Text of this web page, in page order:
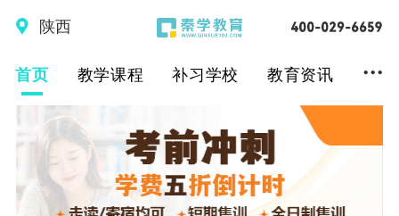
陕西
首页 教学课程 补习学校 教育资讯 ...